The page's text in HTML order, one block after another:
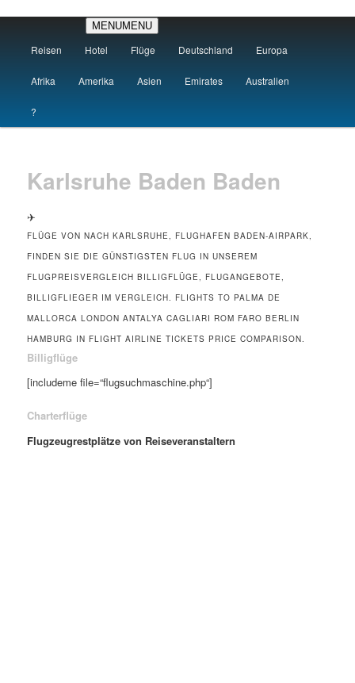
Zum primären Inhalt springen
Zum sekundären Inhalt springen
MENUMENU
Reisen Hotel Flüge Deutschland Europa
Afrika Amerika Asien Emirates Australien
?
Karlsruhe Baden Baden
✈
FLÜGE VON NACH KARLSRUHE, FLUGHAFEN BADEN-AIRPARK,
FINDEN SIE DIE GÜNSTIGSTEN FLUG IN UNSEREM
FLUGPREISVERGLEICH BILLIGFLÜGE, FLUGANGEBOTE,
BILLIGFLIEGER IM VERGLEICH. FLIGHTS TO PALMA DE
MALLORCA LONDON ANTALYA CAGLIARI ROM FARO BERLIN
HAMBURG IN FLIGHT AIRLINE TICKETS PRICE COMPARISON.
Billigflüge
[includeme file=“flugsuchmaschine.php“]
Charterflüge
Flugzeugrestplätze von Reiseveranstaltern